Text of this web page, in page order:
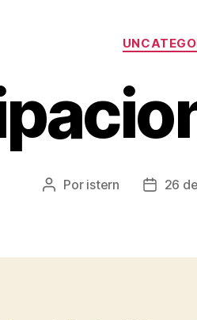
Autor
Por istern
Fecha
26